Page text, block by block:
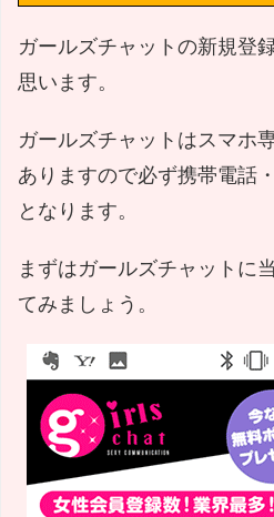
ガールズチャットの新規登
思います。
ガールズチャットはスマホ
ありますので必ず携帯電話
となります。
まずはガールズチャットに
てみましょう。